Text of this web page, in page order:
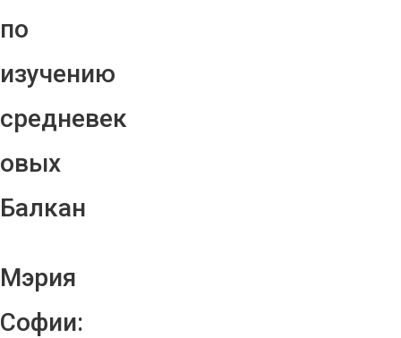
по
изучению
средневек
овых
Балкан
Мэрия
Софии: